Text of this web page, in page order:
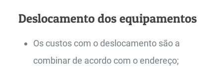
Deslocamento dos equipamentos
Os custos com o deslocamento são a
combinar de acordo com o endereço;